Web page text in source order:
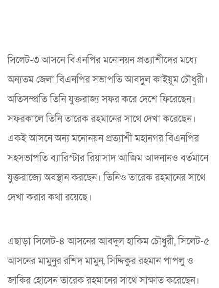
সিলেট-৩ আসনে বিএনপির মনোনয়ন প্রত্যাশীদের মধ্যে
অন্যতম জেলা বিএনপির সভাপতি আবদুল কাইয়ূম চৌধুরী।
অতিসম্প্রতি তিনি যুক্তরাজ্য সফর করে দেশে ফিরেছেন।
সফরকালে তিনি তারেক রহমানের সাথে দেখা করেছেন।
একই আসনে অন্য মনোনয়ন প্রত্যাশী মহানগর বিএনপির
সহসভাপতি ব্যারিস্টার রিয়াসাদ আজিম আদনানও বর্তমানে
যুক্তরাজ্যে অবস্থান করছেন। তিনিও তারেক রহমানের সাথে
দেখা করার কথা রয়েছে।
এছাড়া সিলেট-৪ আসনের আবদুল হাকিম চৌধুরী, সিলেট-৫
আসনের মামুনুর রশিদ মামুন, সিদ্দিকুর রহমান পাপলু ও
জাকির হোসেন তারেক রহমানের সাথে সাক্ষাত করেছেন।